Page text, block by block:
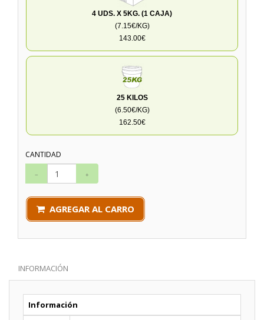
4 UDS. X 5KG. (1 CAJA)
(7.15€/KG)
143.00€
25 KILOS
(6.50€/KG)
162.50€
CANTIDAD
AGREGAR AL CARRO
INFORMACIÓN
Información